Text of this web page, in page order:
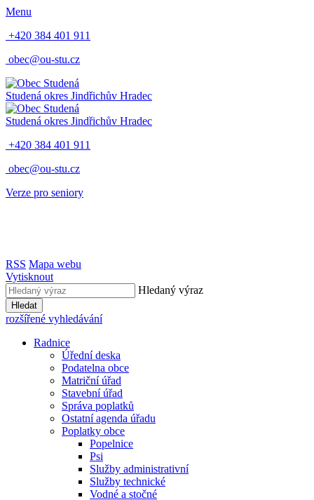
Menu
+420 384 401 911
obec@ou-stu.cz
Studená okres Jindřichův Hradec
Studená okres Jindřichův Hradec
+420 384 401 911
obec@ou-stu.cz
Verze pro seniory
RSS Mapa webu
Vytisknout
Hledaný výraz
Hledat
rozšířené vyhledávání
Radnice
Úřední deska
Podatelna obce
Matriční úřad
Stavební úřad
Správa poplatků
Ostatní agenda úřadu
Poplatky obce
Popelnice
Psi
Služby administrativní
Služby technické
Vodné a stočné